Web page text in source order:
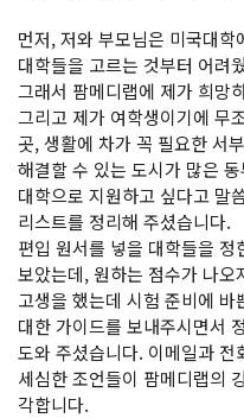
먼저, 저와 부모님은 미국대
대학들을 고르는 것부터 어려
그래서 팜메디랩에 제가 희망
그리고 제가 여학생이기에 무
곳, 생활에 차가 꼭 필요한 서
해결할 수 있는 도시가 많은
대학으로 지원하고 싶다고 말
리스트를 정리해 주셨습니다.
편입 원서를 넣을 대학들을
보았는데, 원하는 점수가 나오
고생을 했는데 시험 준비에
대한 가이드를 보내주시면서
도와 주셨습니다. 이메일과
세심한 조언들이 팜메디랩의
각합니다.